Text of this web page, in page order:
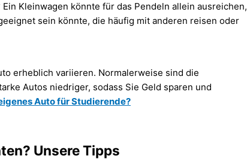
Kleinwagen könnte für das Pendeln allein ausreichen,
sein könnte, die häufig mit anderen reisen oder
erheblich variieren. Normalerweise sind die
Autos niedriger, sodass Sie Geld sparen und
Auto für Studierende?
Unsere Tipps